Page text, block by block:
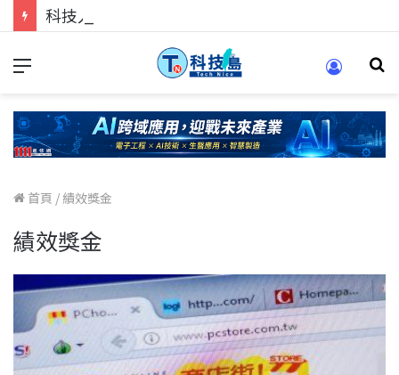
首頁 / 績效獎金
績效獎金